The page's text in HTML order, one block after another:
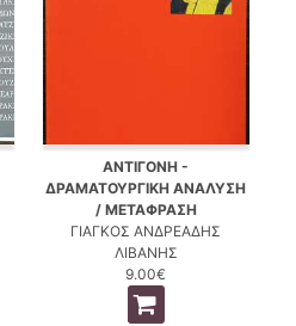
ΑΝΤΙΓΟΝΗ -
ΔΡΑΜΑΤΟΥΡΓΙΚΗ ΑΝΑΛΥΣΗ
/ ΜΕΤΑΦΡΑΣΗ
ΓΙΑΓΚΟΣ ΑΝΔΡΕΑΔΗΣ
ΛΙΒΑΝΗΣ
9.00€